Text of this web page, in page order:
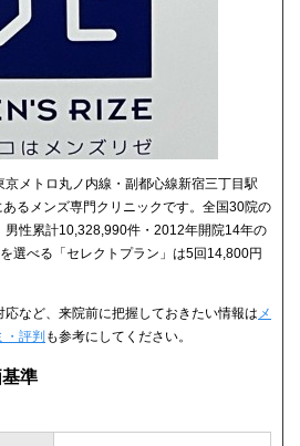
京メトロ丸ノ内線・副都心線新宿三丁目駅
るメンズ専門クリニックです。全国30院の
男性累計10,328,990件・2012年開院14年の
選べる「セレクトプラン」は5回14,800円
など、来院前に把握しておきたい情報は メ
・評判 も参考にしてください。
準